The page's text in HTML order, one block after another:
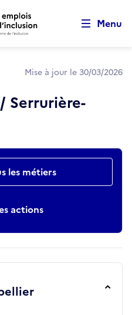
contenu principal
Menu
Mise à jour le 30/03/2026
Serrurière-
les métiers
actions